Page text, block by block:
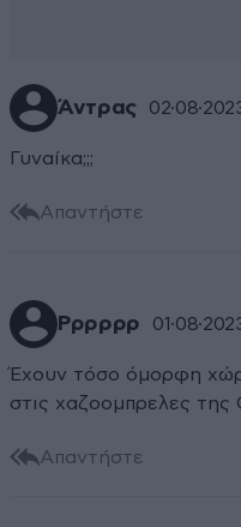
Άντρας
Γυναίκα;;;
Απαντήστε
Ρρρρρρ
Έχουν τόσο όμορφη
στις χαζοομπρελες
Απαντήστε